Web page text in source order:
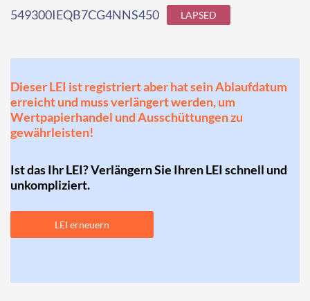
549300IEQB7CG4NNS450 LAPSED
Dieser LEI ist registriert aber hat sein Ablaufdatum
erreicht und muss verlängert werden, um
Wertpapierhandel und Ausschüttungen zu
gewährleisten!
Ist das Ihr LEI? Verlängern Sie Ihren LEI schnell und
unkompliziert.
LEI erneuern